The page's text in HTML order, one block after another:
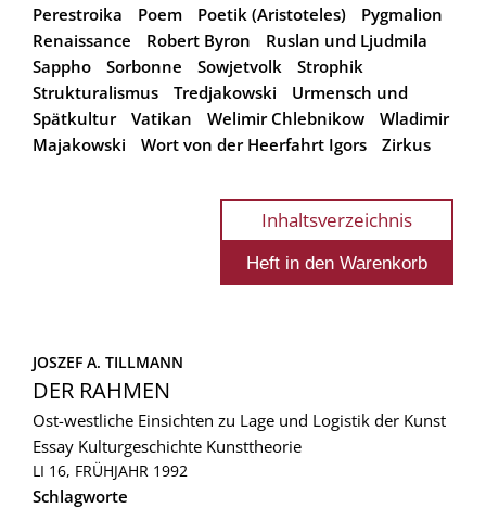
Perestroika
Poem Poetik (Aristoteles)
Pygmalion
Renaissance
Robert Byron
Ruslan und Ljudmila
Sappho
Sorbonne Sowjetvolk
Strophik
Strukturalismus
Tredjakowski
Urmensch und
Spätkultur
Vatikan Welimir Chlebnikow
Wladimir
Majakowski
Wort von der Heerfahrt Igors Zirkus
Inhaltsverzeichnis
JOSZEF A. TILLMANN
DER RAHMEN
Ost-westliche Einsichten zu Lage und Logistik der Kunst
Essay Kulturgeschichte Kunsttheorie
LI 16, FRÜHJAHR 1992
Schlagworte